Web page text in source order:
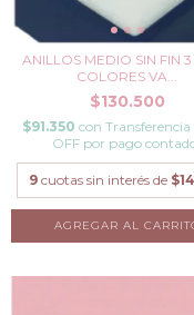
ANILLOS MEDIO SIN FIN 3
COLORES VA...
$130.500
$91.350 con Transferencia
OFF por pago
9 cuotas sin interés de
AGREGAR AL